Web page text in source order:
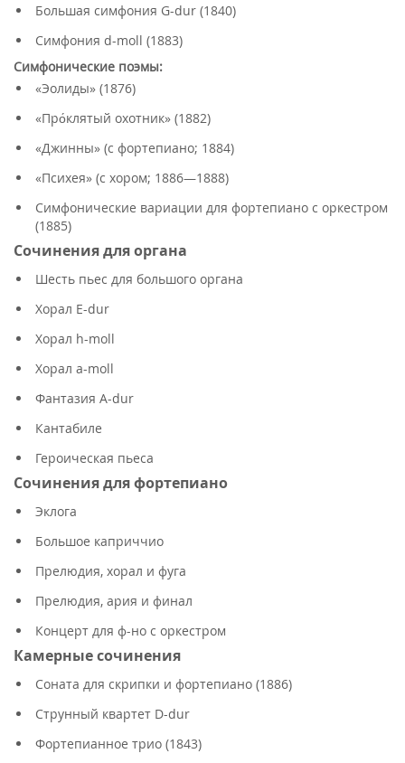
Большая симфония G-dur (1840)
Симфония d-moll (1883)
Симфонические поэмы:
«Эолиды» (1876)
«Про́клятый охотник» (1882)
«Джинны» (с фортепиано; 1884)
«Психея» (с хором; 1886—1888)
Симфонические вариации для фортепиано с оркестром
(1885)
Сочинения для органа
Шесть пьес для большого органа
Хорал E-dur
Хорал h-moll
Хорал a-moll
Фантазия A-dur
Кантабиле
Героическая пьеса
Сочинения для фортепиано
Эклога
Большое каприччио
Прелюдия, хорал и фуга
Прелюдия, ария и финал
Концерт для ф-но с оркестром
Камерные сочинения
Соната для скрипки и фортепиано (1886)
Струнный квартет D-dur
Фортепианное трио (1843)